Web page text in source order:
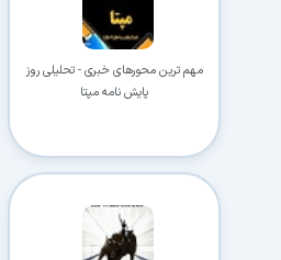
مهم ترین محورهای خبری - تحلیلی روز
پایش نامه مپتا